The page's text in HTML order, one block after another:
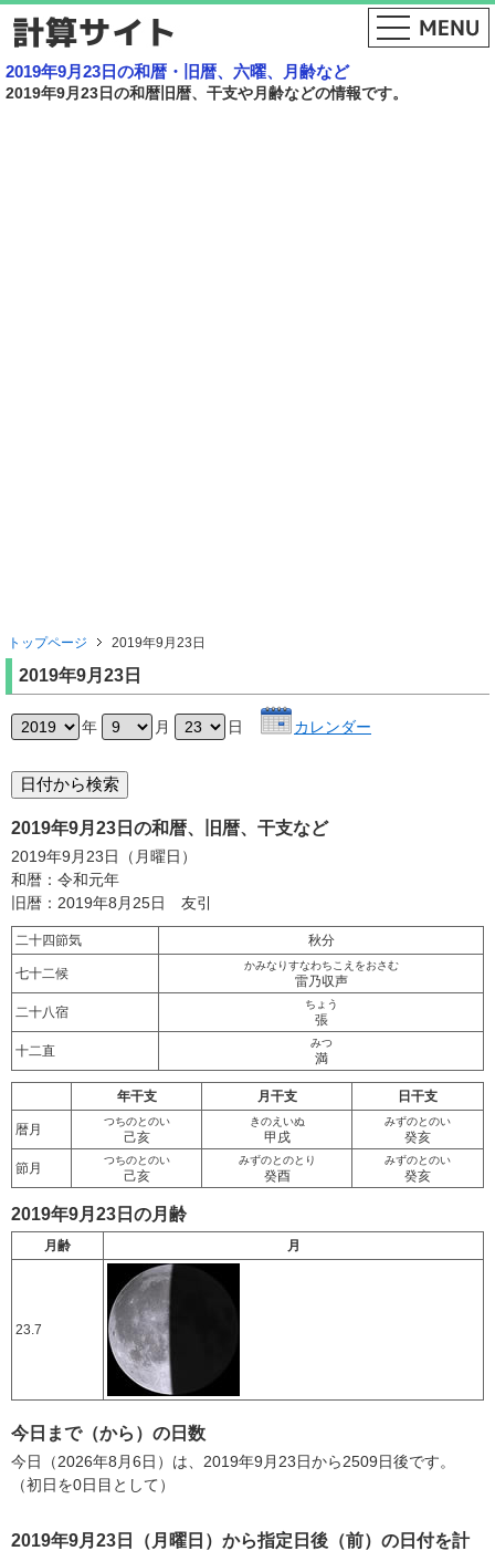
2019年9月23日の和暦・旧暦、六曜、月齢など
2019年9月23日の和暦旧暦、干支や月齢などの情報です。
トップページ 2019年9月23日
2019年9月23日
年 月 日 カレンダー
2019年9月23日の和暦、旧暦、干支など
2019年9月23日（月曜日）
和暦：令和元年
旧暦：2019年8月25日 友引
二十四節気 秋分
七十二候
かみなりすなわちこえをおさむ
雷乃収声
二十八宿
ちょう
張
十二直
みつ
満
年干支 月干支 日干支
暦月
つちのとのい
己亥
きのえいぬ
甲戌
みずのとのい
癸亥
節月
つちのとのい
己亥
みずのとのとり
癸酉
みずのとのい
癸亥
2019年9月23日の月齢
月齢 月
23.7
今日まで（から）の日数
今日（2026年8月6日）は、2019年9月23日から2509日後です。
（初日を0日目として）
2019年9月23日（月曜日）から指定日後（前）の日付を計